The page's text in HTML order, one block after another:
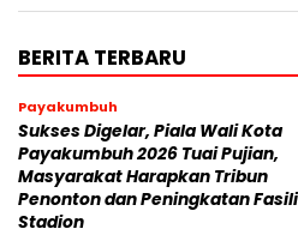
BERITA TERBARU
Payakumbuh
Sukses Digelar, Piala Wali Kota
Payakumbuh 2026 Tuai Pujian,
Masyarakat Harapkan Tribun
Penonton dan Peningkatan
Stadion